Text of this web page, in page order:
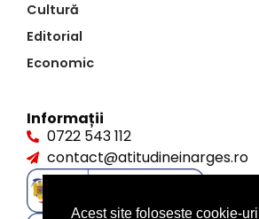
Cultură
Editorial
Economic
Informații
0722 543 112
contact@atitudineinarges.ro
Acest site folosește cookie-